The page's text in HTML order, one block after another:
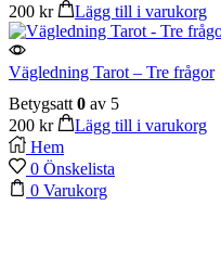
200 kr Lägg till i varukorg
Vägledning Tarot – Tre frågor
Betygsatt 0 av 5
200 kr
Lägg till i varukorg
Hem
0 Önskelista
0 Varukorg